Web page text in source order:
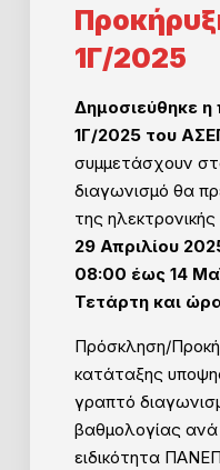
1Γ/2025
Δημοσιεύθηκε
1Γ/2025 του
συμμετάσχουν
διαγωνισμό θα
της
29 Απριλίου
08:00 έως 14
Τετάρτη και
Πρόσκληση/
κατάταξης
γραπτό
βαθμολογίας ανά
ειδικότητα